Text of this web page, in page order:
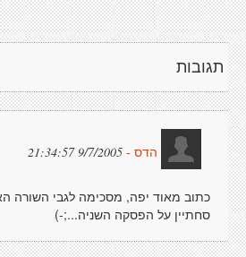
תגובות
הדס - 9/7/2005 21:34:57
כתוב מאוד יפה, מסכימה לגבי השורה
סחתיין על הפסקה השניה...;-)